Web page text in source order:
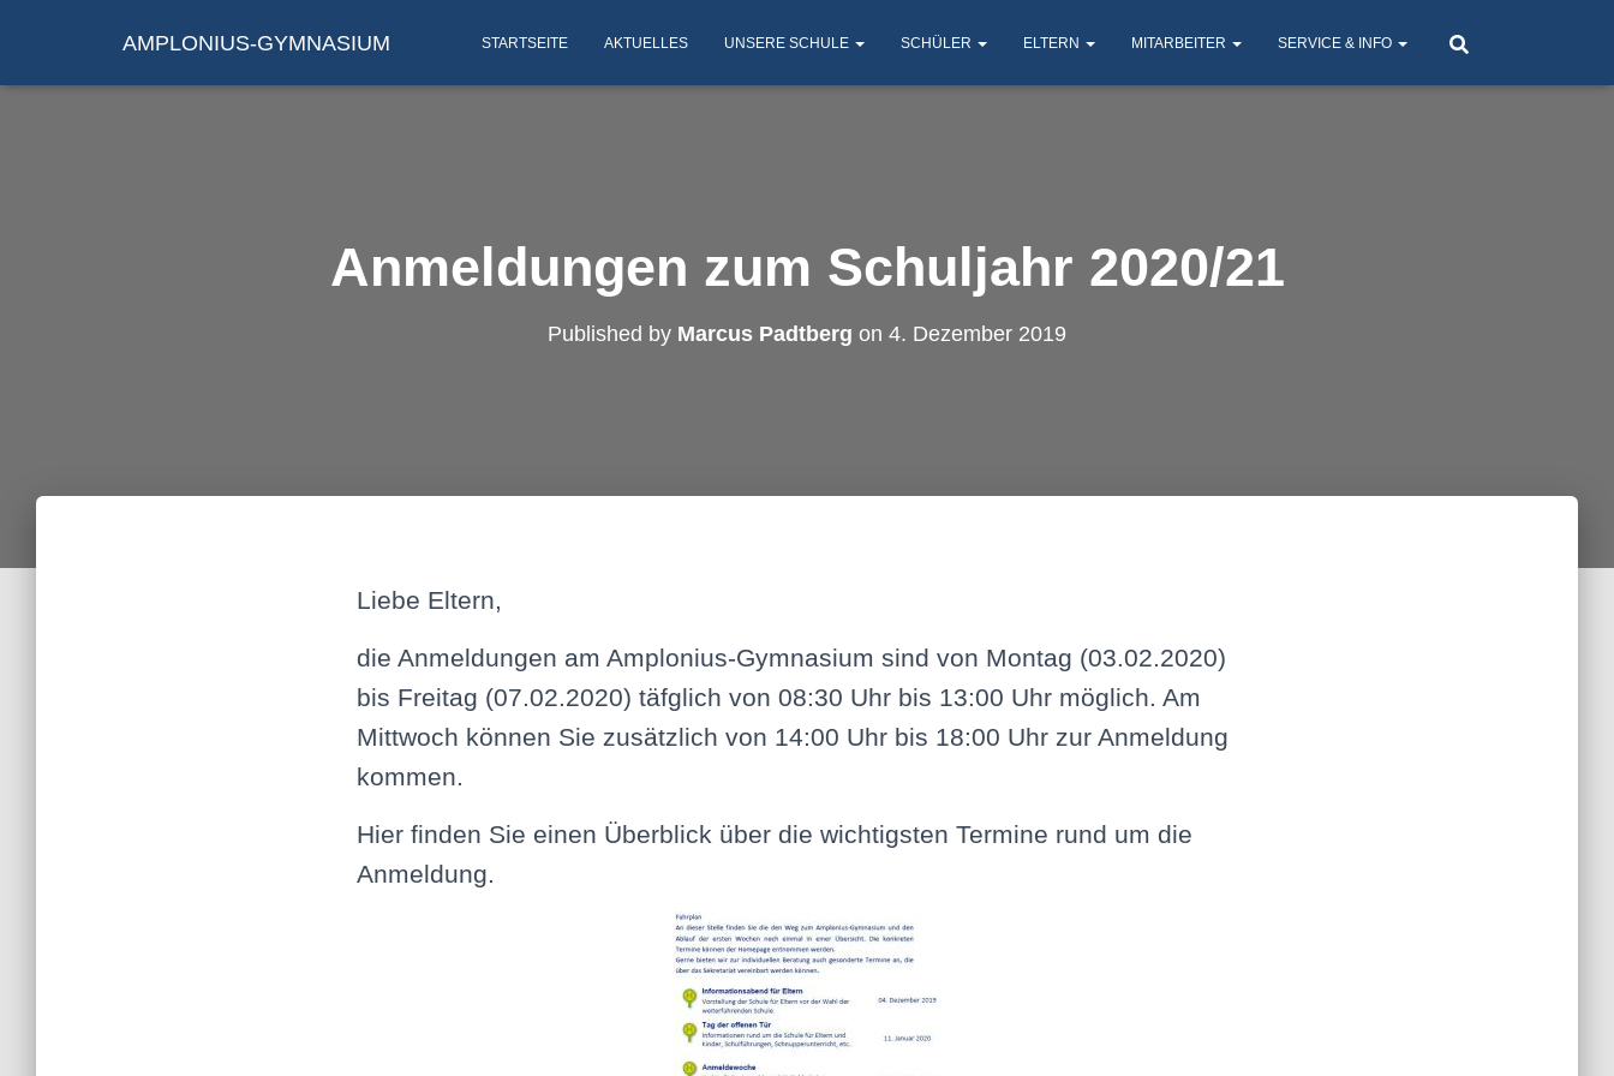
AMPLONIUS-GYMNASIUM STARTSEITE AKTUELLES UNSERE SCHULE SCHÜLER ELTERN MITARBEITER SERVICE & INFO
Anmeldungen zum Schuljahr 2020/21
Published by Marcus Padtberg on 4. Dezember 2019
Liebe Eltern,
die Anmeldungen am Amplonius-Gymnasium sind von Montag (03.02.2020)
bis Freitag (07.02.2020) täfglich von 08:30 Uhr bis 13:00 Uhr möglich. Am
Mittwoch können Sie zusätzlich von 14:00 Uhr bis 18:00 Uhr zur Anmeldung
kommen.
Hier finden Sie einen Überblick über die wichtigsten Termine rund um die
Anmeldung.